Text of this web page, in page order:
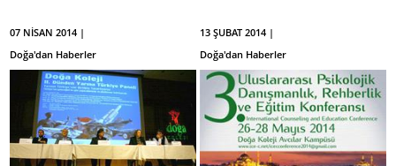
07 NİSAN 2014 |
Doğa'dan Haberler
13 ŞUBAT 2014 |
Doğa'dan Haberler